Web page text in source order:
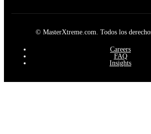
© MasterXtreme.com. Todos los
Careers
FAQ
Insights